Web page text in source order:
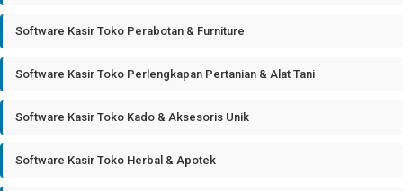
Software Kasir Toko Perabotan & Furniture
Software Kasir Toko Perlengkapan Pertanian & Alat Tani
Software Kasir Toko Kado & Aksesoris Unik
Software Kasir Toko Herbal & Apotek